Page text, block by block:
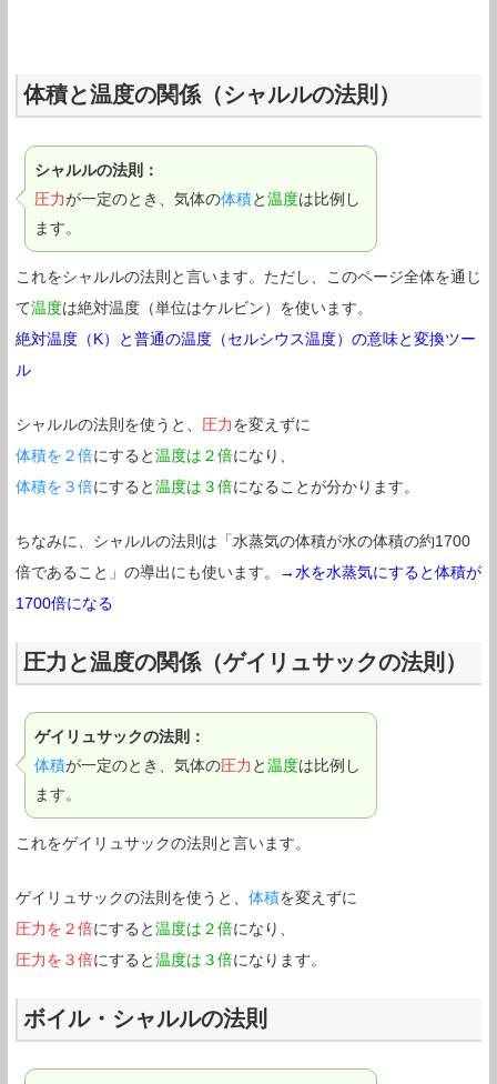
体積と温度の関係（シャルルの法則）
シャルルの法則：
圧力が一定のとき、気体の体積と温度は比例し
ます。
これをシャルルの法則と言います。ただし、このページ全体を通じ
て温度は絶対温度（単位はケルビン）を使います。
絶対温度（K）と普通の温度（セルシウス温度）の意味と変換ツー
ル
シャルルの法則を使うと、 圧力を変えずに
体積を２倍にすると温度は２倍になり、
体積を３倍にすると温度は３倍になることが分かります。
ちなみに、シャルルの法則は「水蒸気の体積が水の体積の約1700
倍であること」の導出にも使います。
→水を水蒸気にすると体積が
1700倍になる
圧力と温度の関係（ゲイリュサックの法則）
ゲイリュサックの法則：
体積が一定のとき、気体の圧力 と温度は比例し
ます。
これをゲイリュサックの法則と言います。
ゲイリュサックの法則を使うと、 体積を変えずに
圧力を２倍にすると温度は２倍になり、
圧力を３倍にすると温度は３倍になります。
ボイル・シャルルの法則